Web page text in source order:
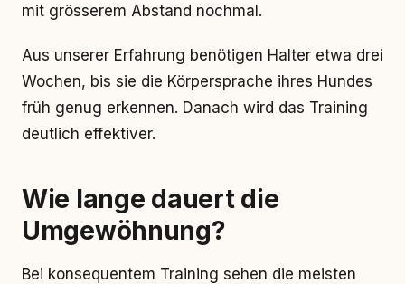
mit grösserem Abstand nochmal.
Aus unserer Erfahrung benötigen Halter etwa drei
Wochen, bis sie die Körpersprache ihres Hundes
früh genug erkennen. Danach wird das Training
deutlich effektiver.
Wie lange dauert die
Umgewöhnung?
Bei konsequentem Training sehen die meisten